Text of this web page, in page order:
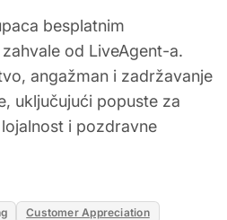
besplatnim
od LiveAgent-a.
angažman i zadržavanje
uključujući popuste za
i pozdravne
Customer Appreciation